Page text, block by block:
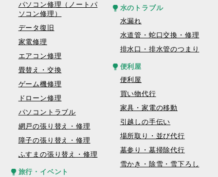
パソコン修理（ノートパ
ソコン修理）
データ復旧
家電修理
エアコン修理
畳替え・交換
ゲーム機修理
ドローン修理
パソコントラブル
網戸の張り替え・修理
障子の張り替え・修理
ふすまの張り替え・修理
旅行・イベント
水のトラブル
水漏れ
水道管・蛇口交換・修理
排水口・排水管のつまり
便利屋
便利屋
買い物代行
家具・家電の移動
引越しの手伝い
場所取り・並び代行
墓参り・墓掃除代行
雪かき・除雪・雪下ろし